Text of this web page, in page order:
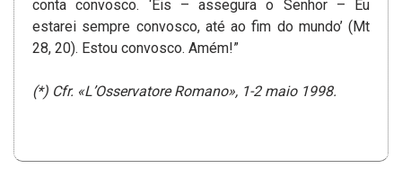
conta convosco. ‘Eis – assegura o Senhor – Eu
estarei sempre convosco, até ao fim do mundo’ (Mt
28, 20). Estou convosco. Amém!”
(*) Cfr. «L’Osservatore Romano», 1-2 maio 1998.